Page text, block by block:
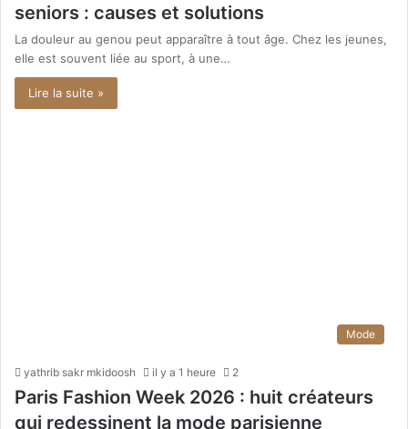
seniors : causes et solutions
La douleur au genou peut apparaître à tout âge. Chez les jeunes,
elle est souvent liée au sport, à une…
Lire la suite »
Mode
yathrib sakr mkidoosh il y a 1 heure 2
Paris Fashion Week 2026 : huit créateurs
qui redessinent la mode parisienne